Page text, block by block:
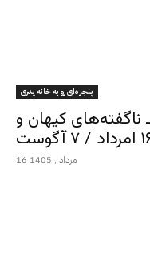
پنجره‌ای رو به خانه پدری
ناگفته‌های کیهان و
16 مرداد , 1405